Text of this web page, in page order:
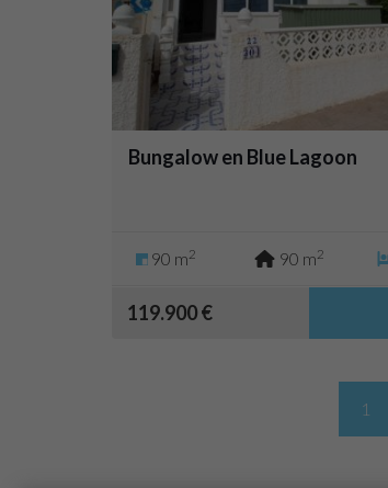
Bungalow en Blue Lagoon
90 m2 90 m2
119.900 €
1